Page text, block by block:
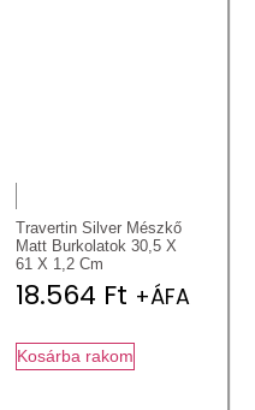
Travertin Silver Mészkő
Matt Burkolatok 30,5 X
61 X 1,2 Cm
18.564 Ft +ÁFA
Kosárba rakom